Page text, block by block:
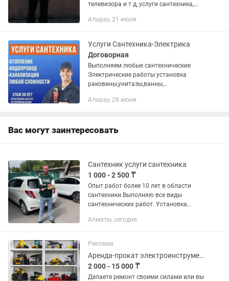
телевизора и т д, услуги сантехника,
сборка корпусной мебели , установка
Атырау, 21 июля
Услуги Сантехника-Электрика
Договорная
Выполняем любые сантехнические
Электрические работы установка
раковины,унитазы,ванны,
машины.Замены пластиковых труб гвс-
Атырау, 28 июня
Вас могут заинтересовать
Сантехник услуги сантехника
1 000 - 2 500 ₸
Опыт работ более 10 лет в области
сантехники.Выполняю все виды
сантехнических работ. Установка
замена центральных кранов на стояке,
Алматы, сегодня
Реклама
Аренда-прокат электроинструментов - TRADE ENERGY RENT
2 000 - 15 000 ₸
Делаете ремонт своими силами или вы